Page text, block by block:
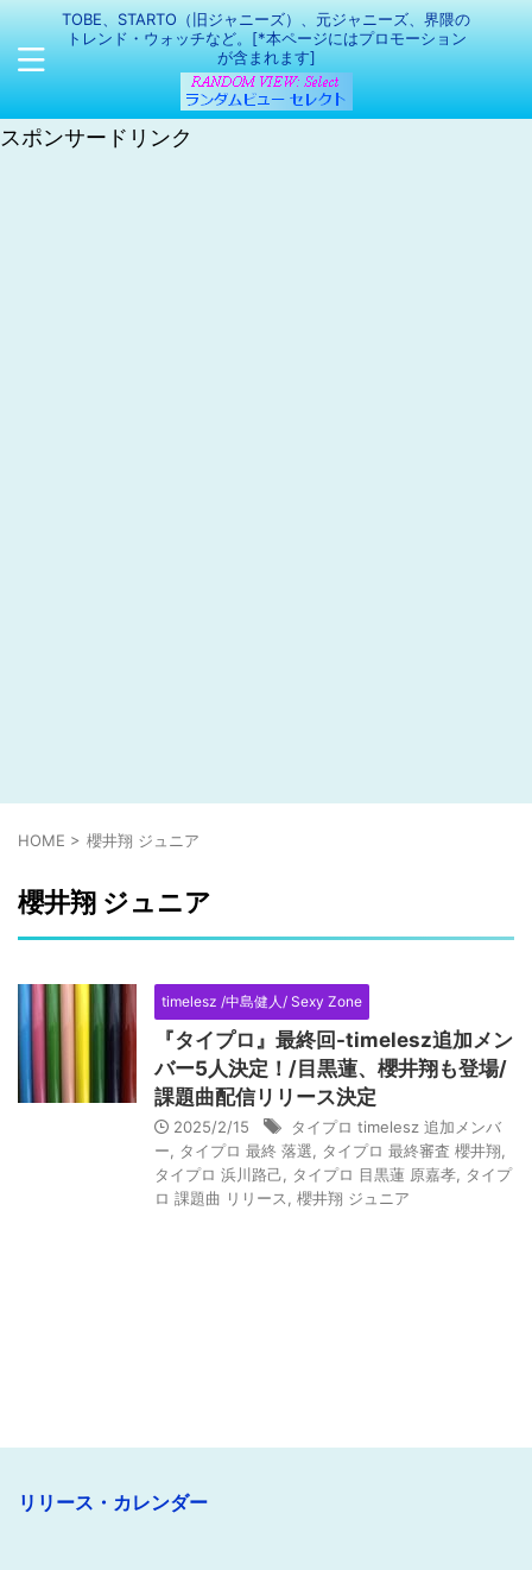
TOBE、STARTO（旧ジャニーズ）、元ジャニーズ、界隈の
トレンド・ウォッチなど。[*本ページにはプロモーション
が含まれます]
スポンサードリンク
HOME > 櫻井翔 ジュニア
櫻井翔 ジュニア
timelesz /中島健人/ Sexy Zone
『タイプロ』最終回-timelesz追加メン
バー5人決定！/目黒蓮、櫻井翔も登場/
課題曲配信リリース決定
2025/2/15
タイプロ timelesz 追加メンバ
ー
タイプロ 最終 落選 タイプロ 最終審査 櫻井翔
タイプロ 浜川路己
タイプロ 目黒蓮 原嘉孝
タイプ
ロ 課題曲 リリース
櫻井翔 ジュニア
リリース・カレンダー